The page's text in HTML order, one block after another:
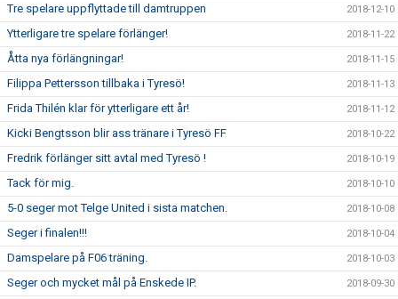
Tre spelare uppflyttade till damtruppen 2018-12-10
Ytterligare tre spelare förlänger! 2018-11-22
Åtta nya förlängningar! 2018-11-15
Filippa Pettersson tillbaka i Tyresö! 2018-11-13
Frida Thilén klar för ytterligare ett år! 2018-11-12
Kicki Bengtsson blir ass tränare i Tyresö FF 2018-10-22
Fredrik förlänger sitt avtal med Tyresö ! 2018-10-19
Tack för mig. 2018-10-10
5-0 seger mot Telge United i sista matchen. 2018-10-08
Seger i finalen!!! 2018-10-04
Damspelare på F06 träning. 2018-10-03
Seger och mycket mål på Enskede IP. 2018-09-30